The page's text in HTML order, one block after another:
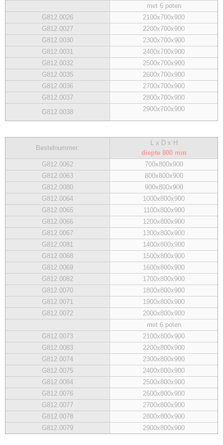
met 6 poten
G812.0026
2100x700x900
G812.0027
2200x700x900
G812.0030
2300x700x900
G812.0031
2400x700x900
G812.0032
2500x700x900
G812.0035
2600x700x900
G812.0036
2700x700x900
G812.0037
2800x700x900
G812.0038
2900x700x900
Bestelnummer:
L x D x H
diepte 800 mm
G812.0062
700x800x900
G812.0063
800x800x900
G812.0080
900x800x900
G812.0064
1000x800x900
G812.0065
1100x800x900
G812.0066
1200x800x900
G812.0067
1300x800x900
G812.0081
1400x800x900
G812.0068
1500x800x900
G812.0069
1600x800x900
G812.0082
1700x800x900
G812.0070
1800x800x900
G812.0071
1900x800x900
G812.0072
2000x800x900
met 6 poten
G812.0073
2100x800x900
G812.0083
2200x800x900
G812.0074
2300x800x900
G812.0075
2400x800x900
G812.0084
2500x800x900
G812.0076
2600x800x900
G812.0077
2700x800x900
G812.0078
2800x800x900
G812.0079
2900x800x900